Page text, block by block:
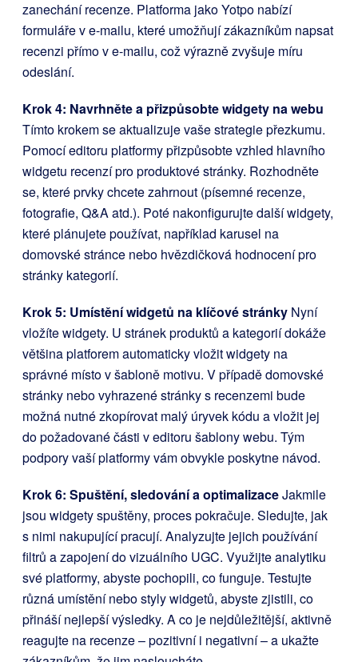
zanechání recenze. Platforma jako Yotpo nabízí
formuláře v e-mailu, které umožňují zákazníkům napsat
recenzi přímo v e-mailu, což výrazně zvyšuje míru
odeslání.
Krok 4: Navrhněte a přizpůsobte widgety na webu
Tímto krokem se aktualizuje vaše strategie přezkumu.
Pomocí editoru platformy přizpůsobte vzhled hlavního
widgetu recenzí pro produktové stránky. Rozhodněte
se, které prvky chcete zahrnout (písemné recenze,
fotografie, Q&A atd.). Poté nakonfigurujte další widgety,
které plánujete používat, například karusel na
domovské stránce nebo hvězdičková hodnocení pro
stránky kategorií.
Krok 5: Umístění widgetů na klíčové stránky Nyní
vložíte widgety. U stránek produktů a kategorií dokáže
většina platforem automaticky vložit widgety na
správné místo v šabloně motivu. V případě domovské
stránky nebo vyhrazené stránky s recenzemi bude
možná nutné zkopírovat malý úryvek kódu a vložit jej
do požadované části v editoru šablony webu. Tým
podpory vaší platformy vám obvykle poskytne návod.
Krok 6: Spuštění, sledování a optimalizaceJakmile
jsou widgety spuštěny, proces pokračuje. Sledujte, jak
s nimi nakupující pracují. Analyzujte jejich používání
filtrů a zapojení do vizuálního UGC. Využijte analytiku
své platformy, abyste pochopili, co funguje. Testujte
různá umístění nebo styly widgetů, abyste zjistili, co
přináší nejlepší výsledky. A co je nejdůležitější, aktivně
reagujte na recenze – pozitivní i negativní – a ukažte